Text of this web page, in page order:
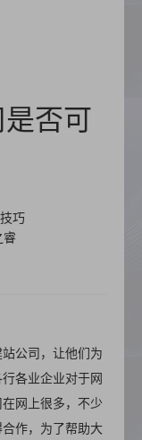
否可
巧
睿
公司，让他们为
各业企业对于网
网上很多，不少
作，为了帮助大